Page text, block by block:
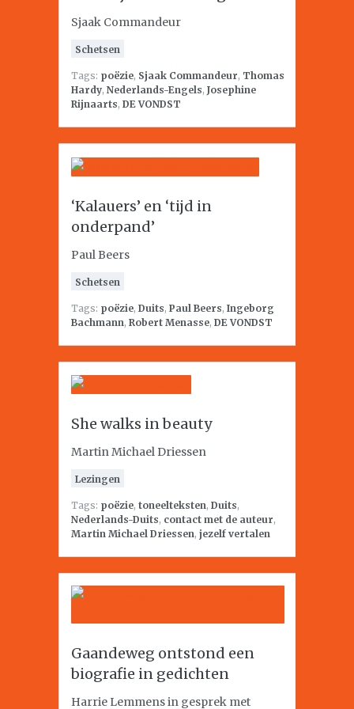
Sjaak Commandeur
Schetsen
Tags: poëzie, Sjaak Commandeur, Thomas
Hardy, Nederlands-Engels, Josephine
Rijnaarts, DE VONDST
‘Kalauers’ en ‘tijd in
onderpand’
Paul Beers
Schetsen
Tags: poëzie, Duits, Paul Beers, Ingeborg
Bachmann, Robert Menasse, DE VONDST
She walks in beauty
Martin Michael Driessen
Lezingen
Tags: poëzie, toneelteksten, Duits,
Nederlands-Duits, contact met de auteur,
Martin Michael Driessen, jezelf vertalen
Gaandeweg ontstond een
biografie in gedichten
Harrie Lemmens in gesprek met